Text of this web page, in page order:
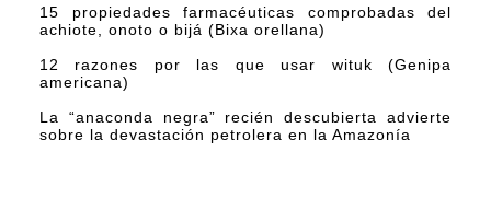
15 propiedades farmacéuticas comprobadas del
achiote, onoto o bijá (Bixa orellana)
12 razones por las que usar wituk (Genipa
americana)
La “anaconda negra” recién descubierta advierte
sobre la devastación petrolera en la Amazonía